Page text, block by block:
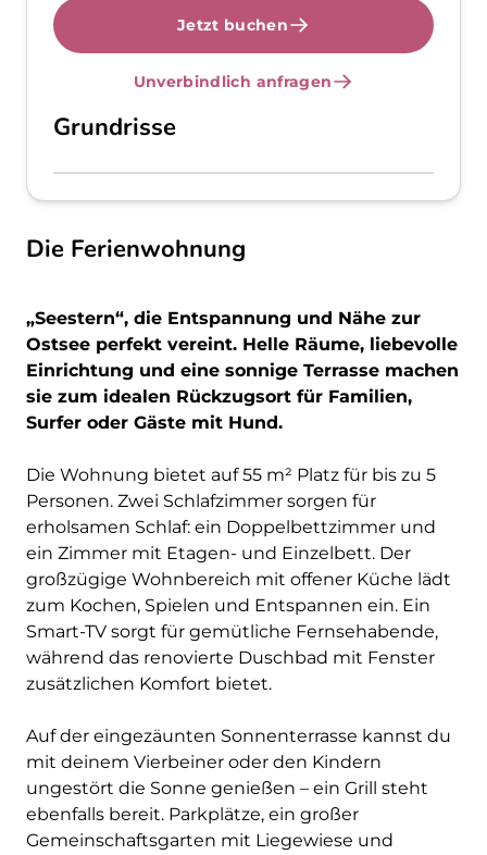
Die Ferienwohnung
„Seestern“, die Entspannung und Nähe zur
Ostsee perfekt vereint. Helle Räume, liebevolle
Einrichtung und eine sonnige Terrasse machen
sie zum idealen Rückzugsort für Familien,
Surfer oder Gäste mit Hund.
Die Wohnung bietet auf 55 m² Platz für bis zu 5
Personen. Zwei Schlafzimmer sorgen für
erholsamen Schlaf: ein Doppelbettzimmer und
ein Zimmer mit Etagen- und Einzelbett. Der
großzügige Wohnbereich mit offener Küche lädt
zum Kochen, Spielen und Entspannen ein. Ein
Smart-TV sorgt für gemütliche Fernsehabende,
während das renovierte Duschbad mit Fenster
zusätzlichen Komfort bietet.
Auf der eingezäunten Sonnenterrasse kannst du
mit deinem Vierbeiner oder den Kindern
ungestört die Sonne genießen – ein Grill steht
ebenfalls bereit. Parkplätze, ein großer
Gemeinschaftsgarten mit Liegewiese und
Jetzt buchen
Unverbindlich anfragen
Grundrisse